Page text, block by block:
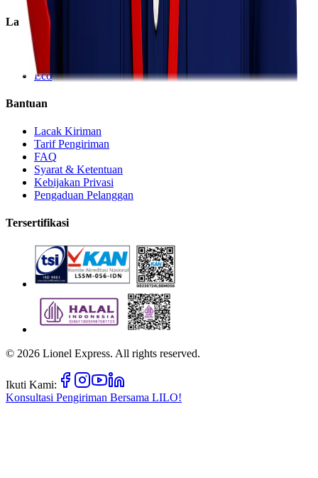
Layanan
Express
Regular
Eco
Bantuan
Lacak Kiriman
Tarif Pengiriman
FAQ
Syarat & Ketentuan
Kebijakan Privasi
Pengaduan Pelanggan
Tersertifikasi
© 2026 Lionel Express. All rights reserved.
Ikuti Kami:
Konsultasi Pengiriman Bersama LILO!